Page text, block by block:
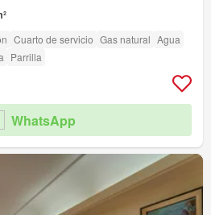
Cuarto de servicio Gas natural Agua
Parrilla
WhatsApp